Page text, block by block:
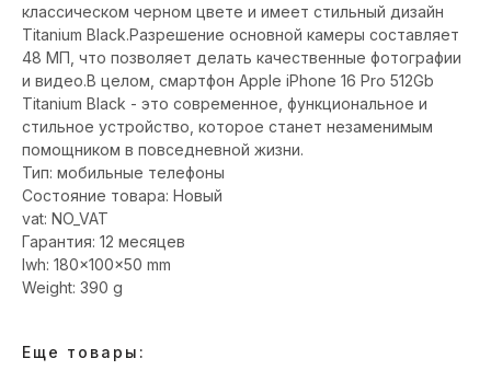
классическом черном цвете и имеет стильный дизайн
Titanium Black.Разрешение основной камеры составляет
48 МП, что позволяет делать качественные фотографии
и видео.В целом, смартфон Apple iPhone 16 Pro 512Gb
Titanium Black - это современное, функциональное и
стильное устройство, которое станет незаменимым
помощником в повседневной жизни.
Тип: мобильные телефоны
Состояние товара: Новый
vat: NO_VAT
Гарантия: 12 месяцев
lwh: 180x100x50 mm
Weight: 390 g
Еще товары: